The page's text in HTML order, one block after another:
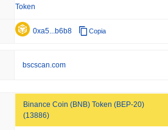
Token
0xa5...b6b8 Copia
bscscan.com
Binance Coin (BNB) Token (BEP-20)
(13886)